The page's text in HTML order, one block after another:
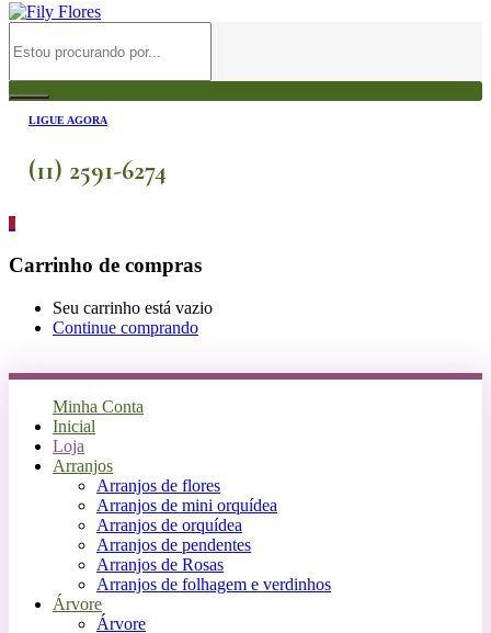
LIGUE AGORA
(11) 2591-6274
0
Carrinho de compras
Seu carrinho está vazio
Continue comprando
Minha Conta
Inicial
Loja
Arranjos
Arranjos de flores
Arranjos de mini orquídea
Arranjos de orquídea
Arranjos de pendentes
Arranjos de Rosas
Arranjos de folhagem e verdinhos
Árvore
Árvore